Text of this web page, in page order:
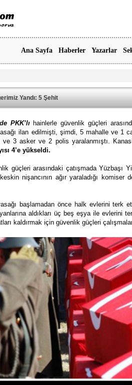
Ana Sayfa Haberler Yazarlar
Yandı: 5 Şehit
PKK’lıhainlerle güvenlik güçleri
ilan edilmişti, şimdi, 5 mahalle ve 1
3 asker ve 2 polis yaralanmıştı.
4’e yükseldi.
güçleri arasındaki çatışmada
nişancının ağır yaraladığı komiser
başlamadan önce halk evlerini terk
yanlarına aldıkları üç beş eşya ile
kaldırmak için güvenlik güçleri